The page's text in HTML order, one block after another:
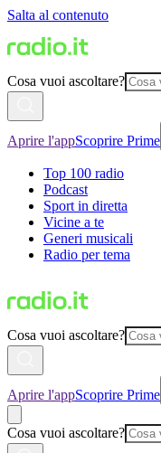
Salta al contenuto
Cosa vuoi ascoltare?
Aprire l'appScoprire Prime
Top 100 radio
Podcast
Sport in diretta
Vicine a te
Generi musicali
Radio per tema
Cosa vuoi ascoltare?
Aprire l'appScoprire Prime
Cosa vuoi ascoltare?